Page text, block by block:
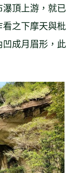
頂上游，就已
之下摩天與枇
成月眉形，此